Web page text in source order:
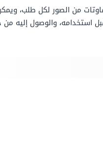
من الصور لكل طلب، ويمكن
والوصول إليه من